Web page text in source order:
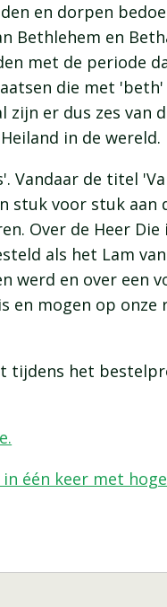
en dorpen
Bethlehem en
met de periode
die met
zijn er dus zes van
in de wereld.
Vandaar de titel
stuk voor stuk
Over de Heer
als het Lam
werd en over een
en mogen op
tijdens het
één keer met